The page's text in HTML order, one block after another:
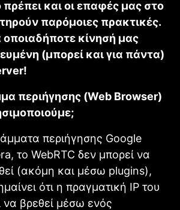
και οι επαφές μας στο
παρόμοιες πρακτικές.
κίνησή μας
(μπορεί και για πάντα)
περιήγησης (Web Browser)
περιήγησης Google
το WebRTC δεν μπορεί να
(ακόμη και μέσω plugins),
ότι η πραγματική IP του
να βρεθεί μέσω ενός